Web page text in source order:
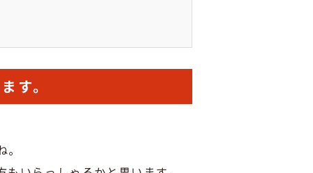
す。